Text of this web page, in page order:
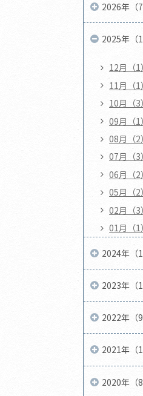
2026年（7
2025年（
12月（1）
11月（1）
10月（3）
09月（1）
08月（2）
07月（3）
06月（2）
05月（2）
02月（3）
01月（1）
2024年（
2023年（
2022年（9
2021年（
2020年（8